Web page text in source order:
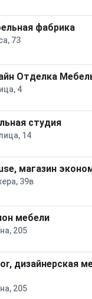
фабрика
73
Отделка
4
студия
14
магазин
39в
мебели
205
дизайнерская
205